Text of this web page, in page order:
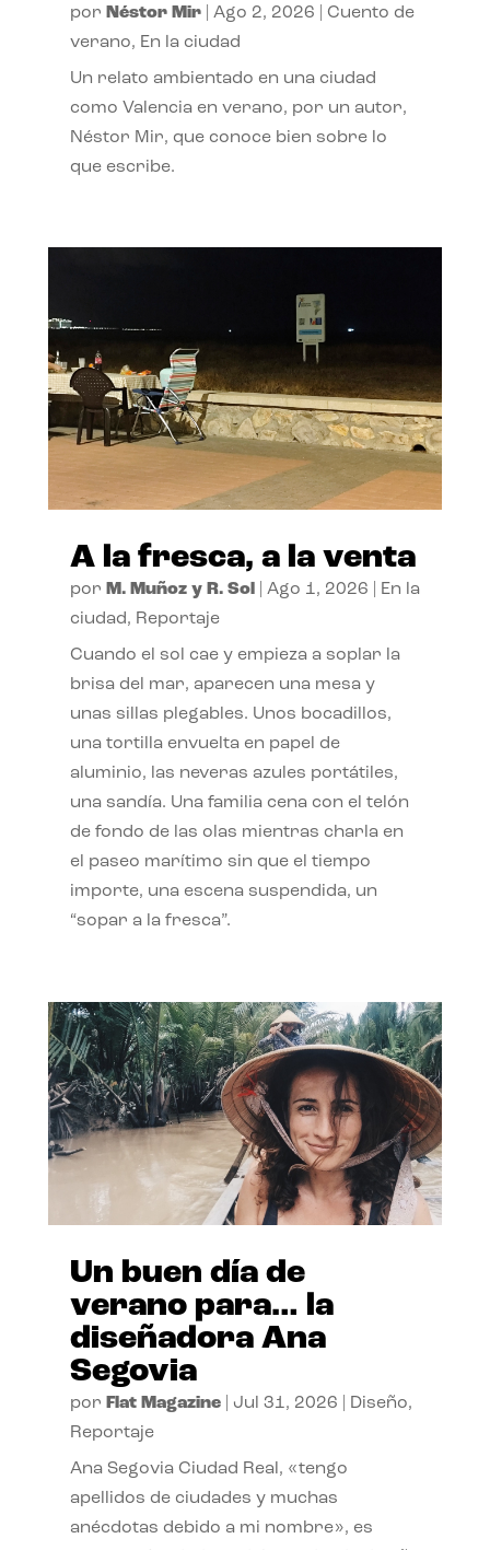
por Néstor Mir| Ago 2, 2026
Cuento de
verano, En la ciudad
Un relato ambientado en una ciudad
como Valencia en verano, por un autor,
Néstor Mir, que conoce bien sobre lo
que escribe.
A la fresca, a la venta
por M. Muñoz y R. Sol| Ago 1, 2026
En la
ciudad, Reportaje
Cuando el sol cae y empieza a soplar la
brisa del mar, aparecen una mesa y
unas sillas plegables. Unos bocadillos,
una tortilla envuelta en papel de
aluminio, las neveras azules portátiles,
una sandía. Una familia cena con el telón
de fondo de las olas mientras charla en
el paseo marítimo sin que el tiempo
importe, una escena suspendida, un
“sopar a la fresca”.
Un buen día de
verano para… la
diseñadora Ana
Segovia
por Flat Magazine| Jul 31, 2026 Diseño,
Reportaje
Ana Segovia Ciudad Real, «tengo
apellidos de ciudades y muchas
anécdotas debido a mi nombre», es